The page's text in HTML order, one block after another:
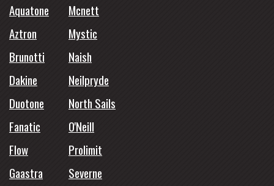
Aquatone
Mcnett
Aztron
Mystic
Brunotti
Naish
Dakine
Neilpryde
Duotone
North Sails
Fanatic
O'Neill
Flow
Prolimit
Gaastra
Severne